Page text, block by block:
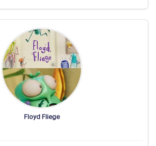
Floyd Fliege